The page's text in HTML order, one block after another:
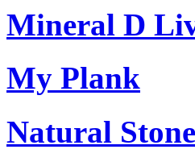
Mineral D
My Plank
Natural Stone